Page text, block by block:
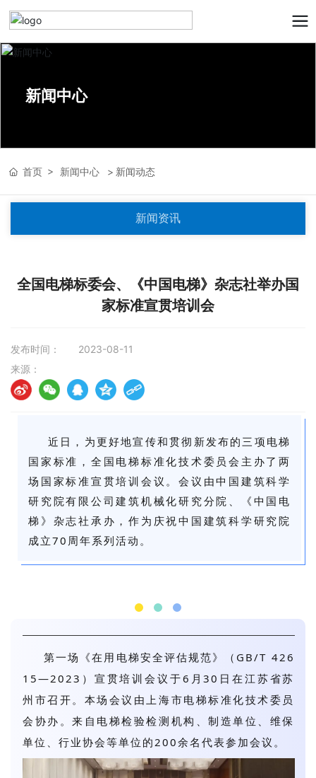
新闻中心
首页 新闻中心 新闻动态
新闻资讯
全国电梯标委会、《中国电梯》杂志社举办国
家标准宣贯培训会
发布时间：
2023-08-11
来源：
近日，为更好地宣传和贯彻新发布的三项电梯
国家标准，全国电梯标准化技术委员会主办了两
场国家标准宣贯培训会议。会议由中国建筑科学
研究院有限公司建筑机械化研究分院、《中国电
梯》杂志社承办，作为庆祝中国建筑科学研究院
成立70周年系列活动。
第一场《在用电梯安全评估规范》（GB/T 426
15—2023）宣贯培训会议于6月30日在江苏省苏
州市召开。本场会议由上海市电梯标准化技术委员
会协办。来自电梯检验检测机构、制造单位、维保
单位、行业协会等单位的200余名代表参加会议。